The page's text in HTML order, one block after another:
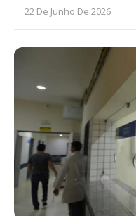
22 De Junho De 2026